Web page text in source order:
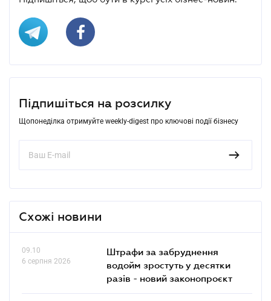
Підпишіться на розсилку
Щопонеділка отримуйте weekly-digest про ключові події бізнесу
Схожі новини
09.10
6 серпня 2026
Штрафи за забруднення
водойм зростуть у десятки
разів - новий законопроєкт